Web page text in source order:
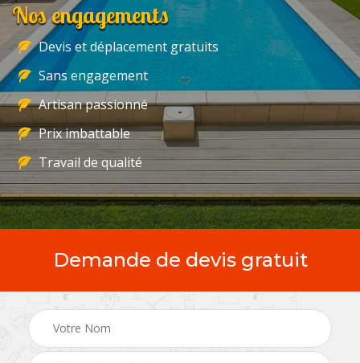
Nos engagements
Devis et déplacement gratuits
Sans engagement
Artisan passionné
Prix imbattable
Travail de qualité
Demande de devis gratuit